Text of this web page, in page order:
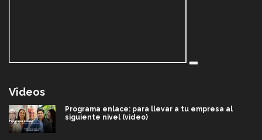
Videos
Programa enlace: para llevar a tu empresa al
siguiente nivel (video)